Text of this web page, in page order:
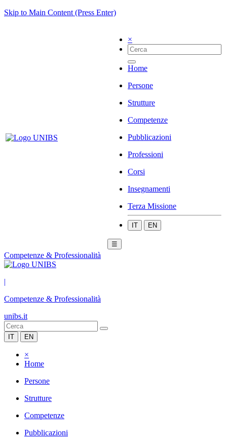
Skip to Main Content (Press Enter)
×
Home
Persone
Strutture
Competenze
Pubblicazioni
Professioni
Corsi
Insegnamenti
Terza Missione
IT EN
☰
Competenze & Professionalità
|
Competenze & Professionalità
unibs.it
IT EN
×
Home
Persone
Strutture
Competenze
Pubblicazioni